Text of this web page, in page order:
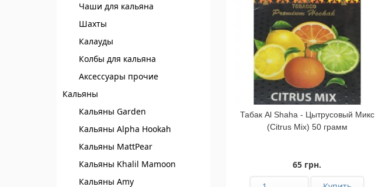
Чаши для кальяна
Шахты
Калауды
Колбы для кальяна
Аксессуары прочие
Кальяны
Кальяны Garden
Кальяны Alpha Hookah
Кальяны MattPear
Кальяны Khalil Mamoon
Кальяны Amy
Табак Al Shaha - Цытрусовый Микс
(Citrus Mix) 50 грамм
65 грн.